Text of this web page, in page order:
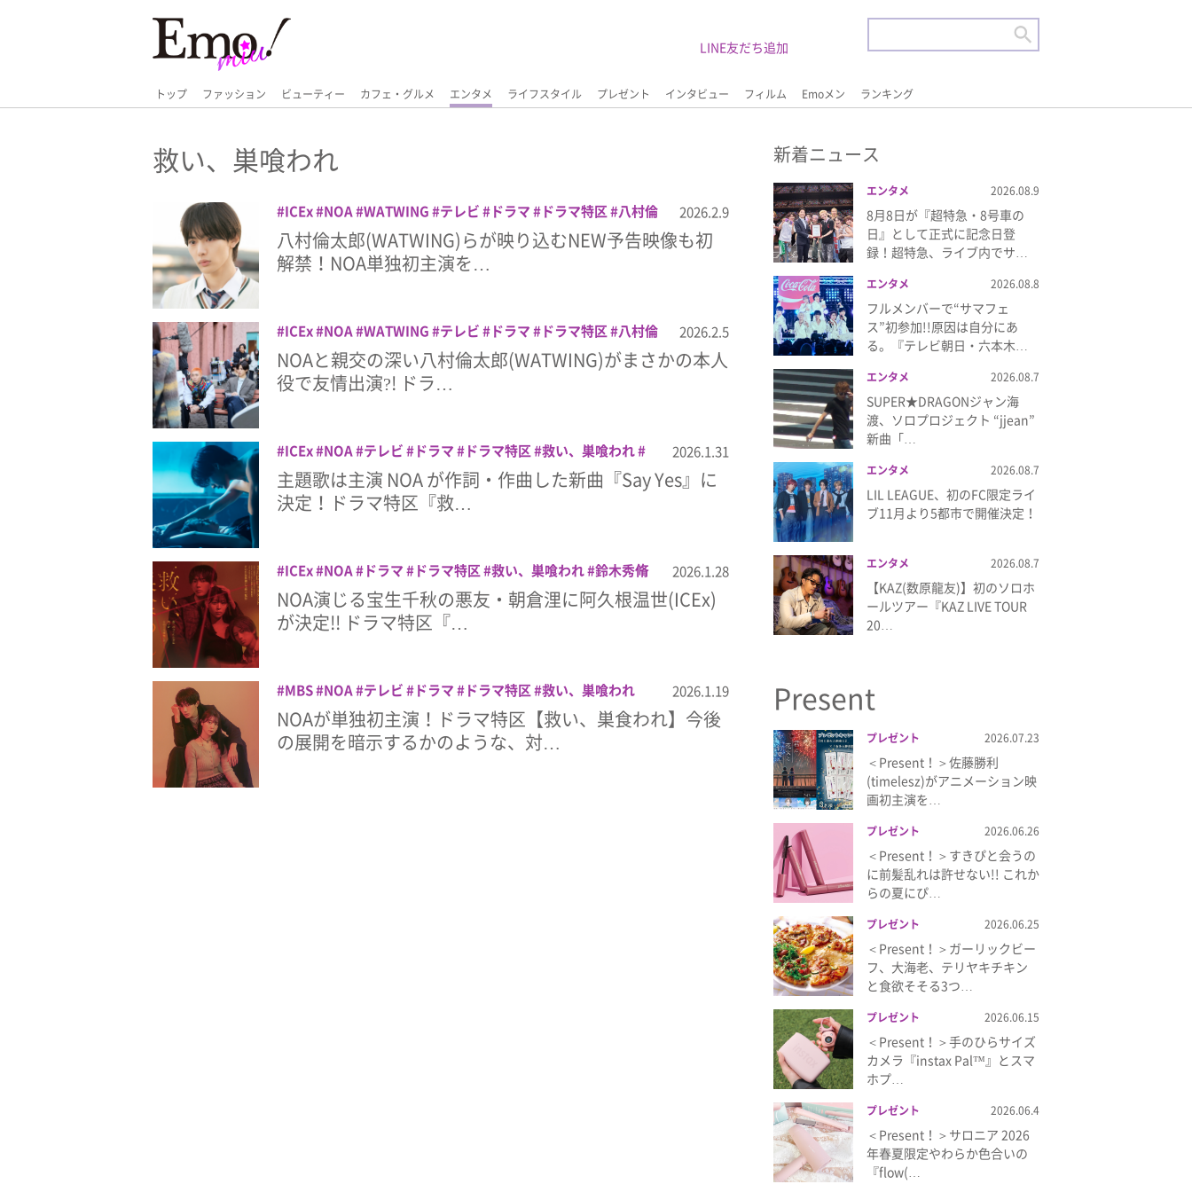
トップ ファッション ビューティー カフェ・グルメ エンタメ ライフスタイル プレゼント インタビュー フィルム Emoメン ランキング
LINE友だち追加
救い、巣喰われ
ICEx NOA WATWING テレビ ドラマ ドラマ特区 八村倫
太郎
救い、巣喰われ 阿久根温世
2026.2.9
八村倫太郎(WATWING)らが映り込むNEW予告映像も初
解禁！NOA単独初主演を…
ICEx NOA WATWING テレビ ドラマ ドラマ特区 八村倫
太郎
救い、巣喰われ 阿久根温世
2026.2.5
NOAと親交の深い八村倫太郎(WATWING)がまさかの本人
役で友情出演?! ドラ…
ICEx NOA テレビ ドラマ ドラマ特区 救い、巣喰われ
阿久根温世
2026.1.31
主題歌は主演 NOA が作詞・作曲した新曲『Say Yes』に
決定！ドラマ特区『救…
ICEx NOA ドラマ ドラマ特区 救い、巣喰われ 鈴木秀脩
阿久根温世
2026.1.28
NOA演じる宝生千秋の悪友・朝倉浬に阿久根温世(ICEx)
が決定!! ドラマ特区『…
MBS NOA テレビ ドラマ ドラマ特区 救い、巣喰われ 2026.1.19
NOAが単独初主演！ドラマ特区【救い、巣食われ】今後
の展開を暗示するかのような、対…
新着ニュース
エンタメ 2026.08.9
8月8日が『超特急・8号車の
日』として正式に記念日登
録！超特急、ライブ内でサ…
エンタメ 2026.08.8
フルメンバーで“サマフェ
ス”初参加!!原因は自分にあ
る。『テレビ朝日・六本木…
エンタメ 2026.08.7
SUPER★DRAGONジャン海
渡、ソロプロジェクト “jjean”
新曲「…
エンタメ 2026.08.7
LIL LEAGUE、初のFC限定ライ
ブ11月より5都市で開催決定！
エンタメ 2026.08.7
【KAZ(数原龍友)】初のソロホ
ールツアー『KAZ LIVE TOUR
20…
Present
プレゼント 2026.07.23
＜Present！＞佐藤勝利
(timelesz)がアニメーション映
画初主演を…
プレゼント 2026.06.26
＜Present！＞すきぴと会うの
に前髪乱れは許せない!! これか
らの夏にぴ…
プレゼント 2026.06.25
＜Present！＞ガーリックビー
フ、大海老、テリヤキチキン
と食欲そそる3つ…
プレゼント 2026.06.15
＜Present！＞手のひらサイズ
カメラ『instax Pal™』とスマ
ホプ…
プレゼント 2026.06.4
＜Present！＞サロニア 2026
年春夏限定やわらか色合いの
『flow(…